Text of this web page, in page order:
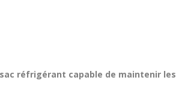
réfrigérant capable de maintenir les